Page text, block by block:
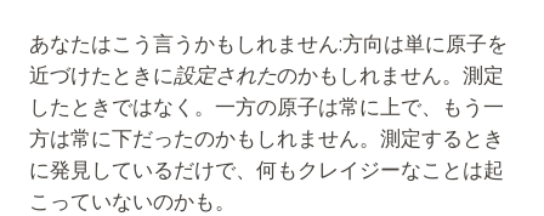
あなたはこう言うかもしれません:方向は単に原子を
近づけたときに設定されたのかもしれません。測定
したときではなく。一方の原子は常に上で、もう一
方は常に下だったのかもしれません。測定するとき
に発見しているだけで、何もクレイジーなことは起
こっていないのかも。